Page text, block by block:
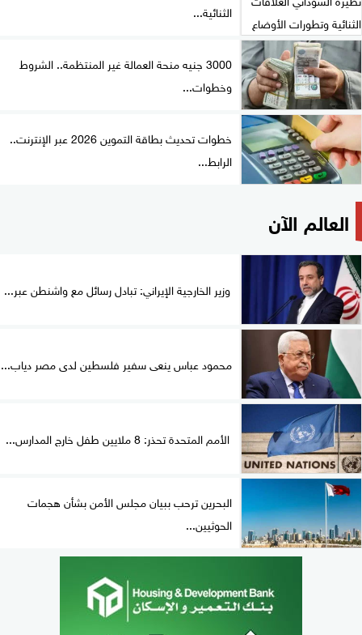
الثنائية...
3000 جنيه منحة العمالة غير المنتظمة.. الشروط
وخطوات...
خطوات تحديث بطاقة التموين 2026 عبر الإنترنت..
الرابط...
العالم الآن
وزير الخارجية الإيراني: تبادل رسائل مع واشنطن عبر...
محمود عباس ينعى سفير فلسطين لدى مصر دياب...
الأمم المتحدة تحذر: 8 ملايين طفل خارج المدارس...
البحرين ترحب ببيان مجلس الأمن بشأن هجمات
الحوثيين...